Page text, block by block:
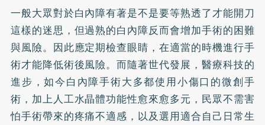
一般大眾對於白內障有著是不是要等熟透了才能開刀
這樣的迷思，但過熟的白內障反而會增加手術的困難
與風險。因此應定期檢查眼睛，在適當的時機進行手
術才能降低術後風險。而隨著世代發展，醫療科技的
進步，如今白內障手術大多都使用小傷口的微創手
術，加上人工水晶體功能性愈來愈多元，民眾不需害
怕手術帶來的疼痛不適感，以及選用適合自己日常生